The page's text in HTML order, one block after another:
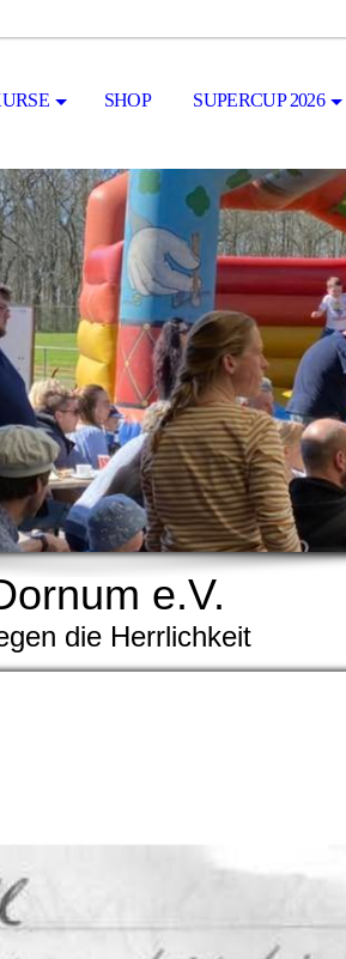
SHOP SUPERCUP 2026
e.V.
die Herrlichkeit